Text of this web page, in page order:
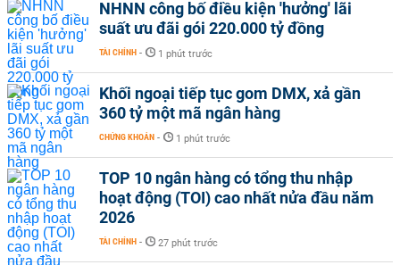
NHNN công bố điều kiện 'hưởng' lãi
suất ưu đãi gói 220.000 tỷ đồng
TÀI CHÍNH - 1 phút trước
Khối ngoại tiếp tục gom DMX, xả gần
360 tỷ một mã ngân hàng
CHỨNG KHOÁN - 1 phút trước
TOP 10 ngân hàng có tổng thu nhập
hoạt động (TOI) cao nhất nửa đầu năm
2026
TÀI CHÍNH - 27 phút trước